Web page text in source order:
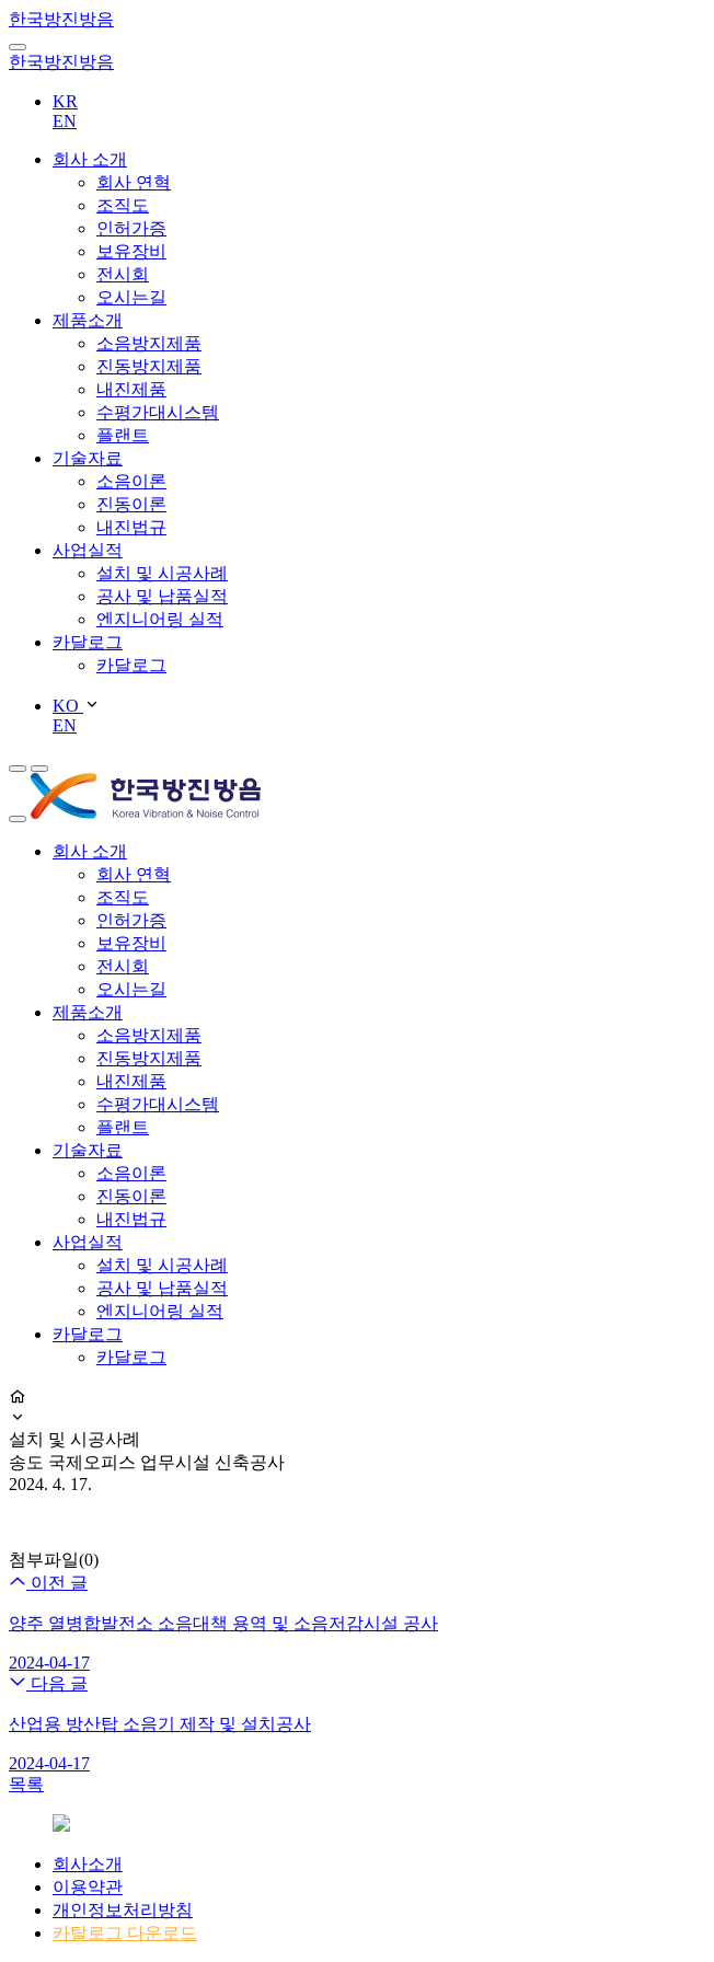
한국방진방음
한국방진방음
KR
EN
회사 소개
회사 연혁
조직도
인허가증
보유장비
전시회
오시는길
제품소개
소음방지제품
진동방지제품
내진제품
수평가대시스템
플랜트
기술자료
소음이론
진동이론
내진법규
사업실적
설치 및 시공사례
공사 및 납품실적
엔지니어링 실적
카달로그
카달로그
KO
EN
회사 소개
회사 연혁
조직도
인허가증
보유장비
전시회
오시는길
제품소개
소음방지제품
진동방지제품
내진제품
수평가대시스템
플랜트
기술자료
소음이론
진동이론
내진법규
사업실적
설치 및 시공사례
공사 및 납품실적
엔지니어링 실적
카달로그
카달로그
설치 및 시공사례
송도 국제오피스 업무시설 신축공사
2024. 4. 17.
첨부파일(0)
이전 글
양주 열병합발전소 소음대책 용역 및 소음저감시설 공사
2024-04-17
다음 글
산업용 방산탑 소음기 제작 및 설치공사
2024-04-17
목록
회사소개
이용약관
개인정보처리방침
카탈로그 다운로드